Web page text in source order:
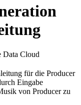
Data Cloud
für die Producer
Eingabe
von Producer zu